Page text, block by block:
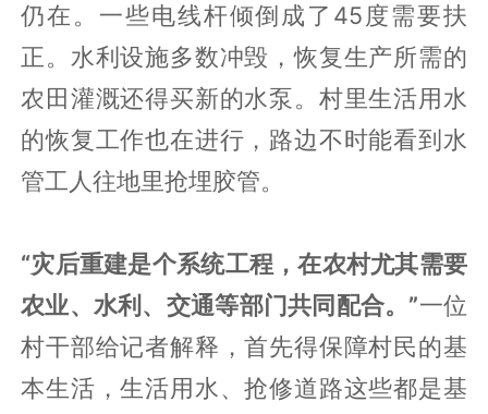
仍在。一些电线杆倾倒成了45度需要扶
正。水利设施多数冲毁，恢复生产所需的
农田灌溉还得买新的水泵。村里生活用水
的恢复工作也在进行，路边不时能看到水
管工人往地里抢埋胶管。
“灾后重建是个系统工程，在农村尤其需要
农业、水利、交通等部门共同配合。”一位
村干部给记者解释，首先得保障村民的基
本生活，生活用水、抢修道路这些都是基